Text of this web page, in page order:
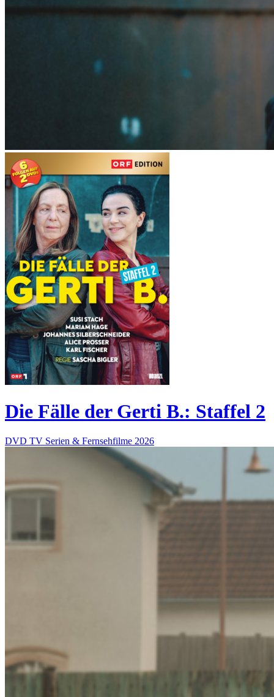
Die Fälle der Gerti B.: Staffel 2
DVD TV Serien & Fernsehfilme 2026